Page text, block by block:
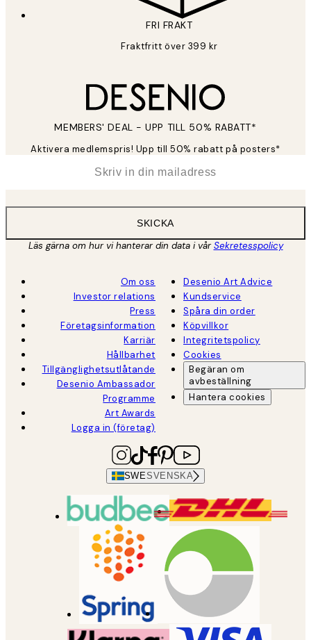
FRI FRAKT
Fraktfritt över 399 kr
MEMBERS' DEAL - UPP TILL 50% RABATT*
Aktivera medlemspris! Upp till 50% rabatt på posters*
SKICKA
Läs gärna om hur vi hanterar din data i vårSekretesspolicy
Om oss
Investor relations
Press
Företagsinformation
Karriär
Hållbarhet
Tillgänglighetsutlåtande
Desenio Ambassador
Programme
Art Awards
Logga in (företag)
Desenio Art Advice
Kundservice
Spåra din order
Köpvillkor
Integritetspolicy
Cookies
Begäran om
avbeställning
Hantera cookies
SWESVENSKA